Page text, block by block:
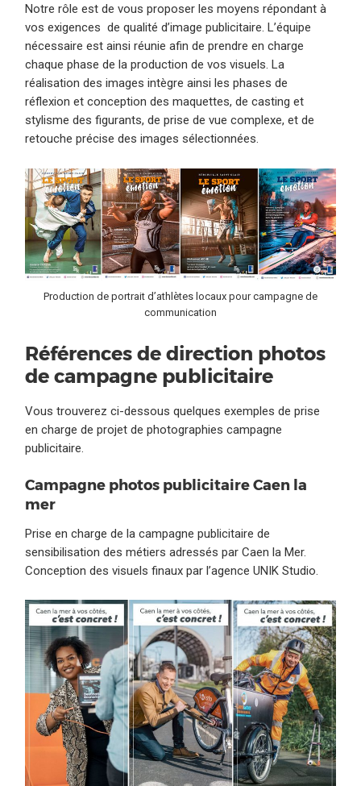
Notre rôle est de vous proposer les moyens répondant à
vos exigences de qualité d’image publicitaire. L’équipe
nécessaire est ainsi réunie afin de prendre en charge
chaque phase de la production de vos visuels. La
réalisation des images intègre ainsi les phases de
réflexion et conception des maquettes, de casting et
stylisme des figurants, de prise de vue complexe, et de
retouche précise des images sélectionnées.
Production de portrait d’athlètes locaux pour campagne de
communication
Références de direction photos
de campagne publicitaire
Vous trouverez ci-dessous quelques exemples de prise
en charge de projet de photographies campagne
publicitaire.
Campagne photos publicitaire Caen la
mer
Prise en charge de la campagne publicitaire de
sensibilisation des métiers adressés par Caen la Mer.
Conception des visuels finaux par l’agence UNIK Studio.